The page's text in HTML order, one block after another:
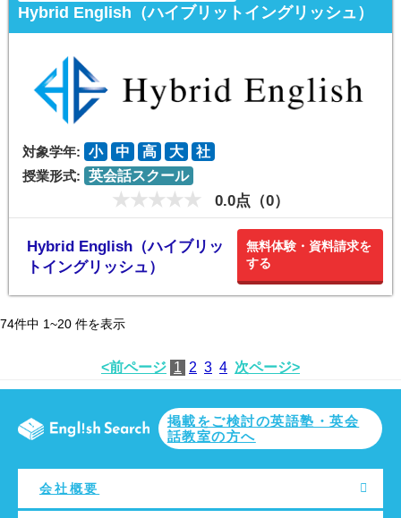
Hybrid English（ハイブリットイングリッシュ）
対象学年: 小 中 高 大
社
授業形式: 英会話スクール
0.0点（0）
Hybrid English（ハイブリッ
トイングリッシュ）
無料体験・資料請求を
する
74件中 1~20 件を表示
<前ページ 1 2 3 4 次ページ>
掲載をご検討の英語塾・英会
話教室の方へ
会社概要